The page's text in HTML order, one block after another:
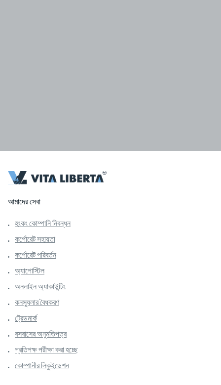
আমাদের সেবা
হংকং কোম্পানি নিবন্ধন
কর্পোরেট সহায়তা
কর্পোরেট পরিবর্তন
অ্যাপোস্টিল
অনলাইন অ্যাকাউন্টিং
কনস্যুলার বৈধকরণ
ট্রেডমার্ক
বসবাসের অনুমতিপত্র
প্রতিপক্ষ পরীক্ষা করা হচ্ছে
কোম্পানীর লিকুইডেশন